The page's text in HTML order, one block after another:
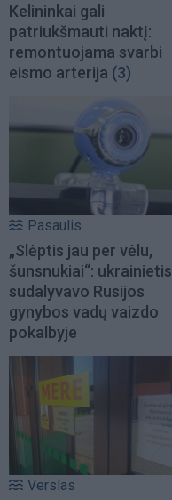
Kelininkai gali
patriukšmauti naktį:
remontuojama svarbi
eismo arterija (3)
Pasaulis
„Slėptis jau per vėlu,
šunsnukiai“: ukrainietis
sudalyvavo Rusijos
gynybos vadų vaizdo
pokalbyje
Verslas